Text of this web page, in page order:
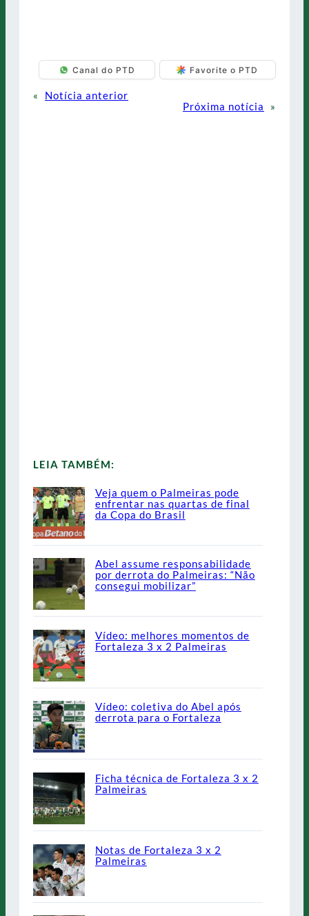
Canal do PTD Favorite o PTD
«
Notícia anterior
Próxima notícia
»
LEIA TAMBÉM:
Veja quem o Palmeiras pode
enfrentar nas quartas de final
da Copa do Brasil
Abel assume responsabilidade
por derrota do Palmeiras: “Não
consegui mobilizar”
Vídeo: melhores momentos de
Fortaleza 3 x 2 Palmeiras
Vídeo: coletiva do Abel após
derrota para o Fortaleza
Ficha técnica de Fortaleza 3 x 2
Palmeiras
Notas de Fortaleza 3 x 2
Palmeiras